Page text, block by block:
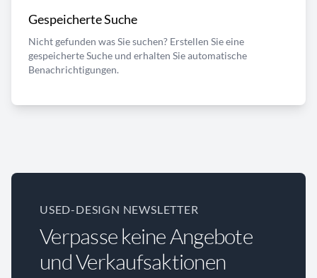
Gespeicherte Suche
Nicht gefunden was Sie suchen? Erstellen Sie eine
gespeicherte Suche und erhalten Sie automatische
Benachrichtigungen.
USED-DESIGN NEWSLETTER
Verpasse keine Angebote
und Verkaufsaktionen